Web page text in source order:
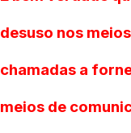
desuso nos
chamadas a
meios de